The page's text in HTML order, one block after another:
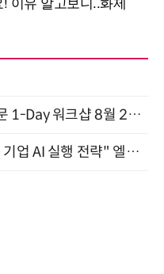
양자컴퓨팅 비즈니스·기술 입문 1-Day 워크샵 8월 28일 개최
"AI ROI 시대, 투자 성과 높이는 기업 AI 실행 전략" 엘타워 6층 (9월 18일)